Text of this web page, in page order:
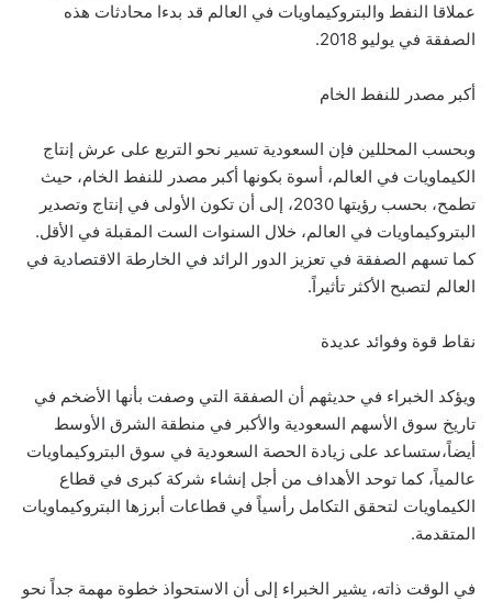
عملاقا النفط والبتروكيماويات في العالم قد بدءا محادثات هذه
الصفقة في يوليو 2018.
أكبر مصدر للنفط الخام
وبحسب المحللين فإن السعودية تسير نحو التربع على عرش إنتاج
الكيماويات في العالم، أسوة بكونها أكبر مصدر للنفط الخام، حيث
تطمح، بحسب رؤيتها 2030، إلى أن تكون الأولى في إنتاج وتصدير
البتروكيماويات في العالم، خلال السنوات الست المقبلة في الأقل.
كما تسهم الصفقة في تعزيز الدور الرائد في الخارطة الاقتصادية في
العالم لتصبح الأكثر تأثيراً.
نقاط قوة وفوائد عديدة
ويؤكد الخبراء في حديثهم أن الصفقة التي وصفت بأنها الأضخم في
تاريخ سوق الأسهم السعودية والأكبر في منطقة الشرق الأوسط
أيضاً،ستساعد على زيادة الحصة السعودية في سوق البتروكيماويات
عالمياً، كما توحد الأهداف من أجل إنشاء شركة كبرى في قطاع
الكيماويات لتحقق التكامل رأسياً في قطاعات أبرزها البتروكيماويات
المتقدمة.
في الوقت ذاته، يشير الخبراء إلى أن الاستحواذ خطوة مهمة جداً نحو